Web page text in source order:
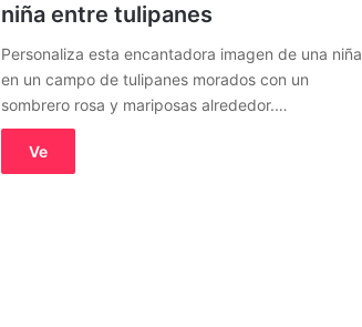
niña entre tulipanes
Personaliza esta encantadora imagen de una niña
en un campo de tulipanes morados con un
sombrero rosa y mariposas alrededor.…
Ve